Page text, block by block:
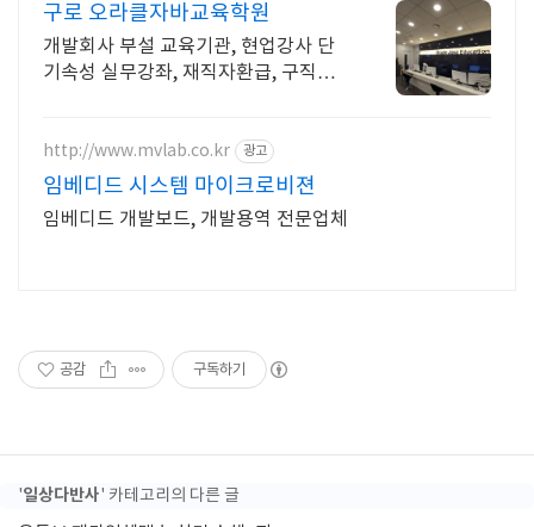
구로 오라클자바교육학원
개발회사 부설 교육기관, 현업강사 단
기속성 실무강좌, 재직자환급, 구직자
http://www.mvlab.co.kr 광고
임베디드 시스템 마이크로비젼
임베디드 개발보드, 개발용역 전문업체
공감 구독하기
'일상다반사' 카테고리의 다른 글